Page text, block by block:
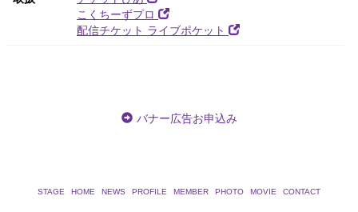
こくちーずプロ
配信チケット ライブポケット
バナー広告お申込み
STAGE HOME NEWS PROFILE MEMBER PHOTO MOVIE CONTACT